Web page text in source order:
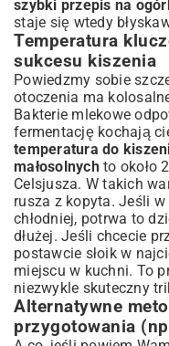
szybki przepis na
staje się wtedy
Temperatura
sukcesu kiszenia
Powiedzmy sobie
otoczenia ma
Bakterie mlekowe
fermentację kochają
temperatura do
małosolnychto około
Celsjusza. W takich
rusza z kopyta. Jeśli
chłodniej, potrwa to
dłużej. Jeśli chcecie
postawcie słoik w
miejscu w kuchni. To
niezwykle skuteczny
Alternatywne
przygotowania